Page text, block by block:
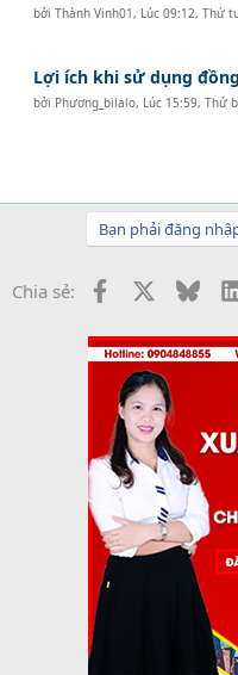
bởiThành Vinh01 , Lúc 09:12, Thứ
Lợi ích khi sử dụng
bởi Phương_bilalo, Lúc 15:59, Thứ
Bạn phải đăng
Chia sẻ: Facebook